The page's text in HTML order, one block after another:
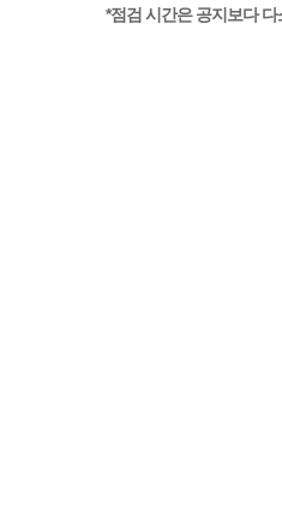
*점검 시간은 공지보다